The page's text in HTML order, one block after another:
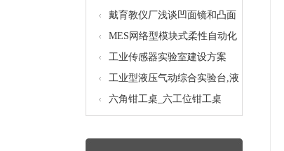
实训设备
助力春季高教仪器展
戴育教仪厂浅谈凹面镜和凸面
镜的区别之处
MES网络型模块式柔性自动化
生产线实验系统(八站)_模块柔
性自动化生产线教学实训设备
工业传感器实验室建设方案
工业型液压气动综合实验台,液
压气动综合实训台
六角钳工桌_六工位钳工桌